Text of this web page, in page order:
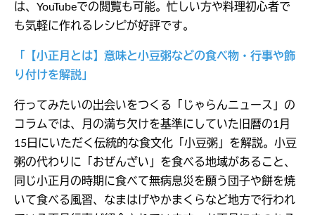
は、YouTubeでの閲覧も可能。忙しい方や料理初心者で
も気軽に作れるレシピが好評です。
「【小正月とは】意味と小豆粥などの食べ物・行事や飾
り付けを解説」
行ってみたいの出会いをつくる「じゃらんニュース」の
コラムでは、月の満ち欠けを基準にしていた旧暦の1月
15日にいただく伝統的な食文化「小豆粥」を解説。小豆
粥の代わりに「おぜんざい」を食べる地域があること、
同じ小正月の時期に食べて無病息災を願う団子や餅を焼
いて食べる風習、なまはげやかまくらなど地方で行われ